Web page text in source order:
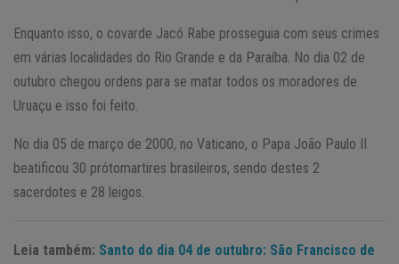
Enquanto isso, o covarde Jacó Rabe prosseguia com seus crimes
em várias localidades do Rio Grande e da Paraíba. No dia 02 de
outubro chegou ordens para se matar todos os moradores de
Uruaçu e isso foi feito.
No dia 05 de março de 2000, no Vaticano, o Papa João Paulo II
beatificou 30 prótomartires brasileiros, sendo destes 2
sacerdotes e 28 leigos.
Leia também: Santo do dia 04 de outubro: São Francisco de